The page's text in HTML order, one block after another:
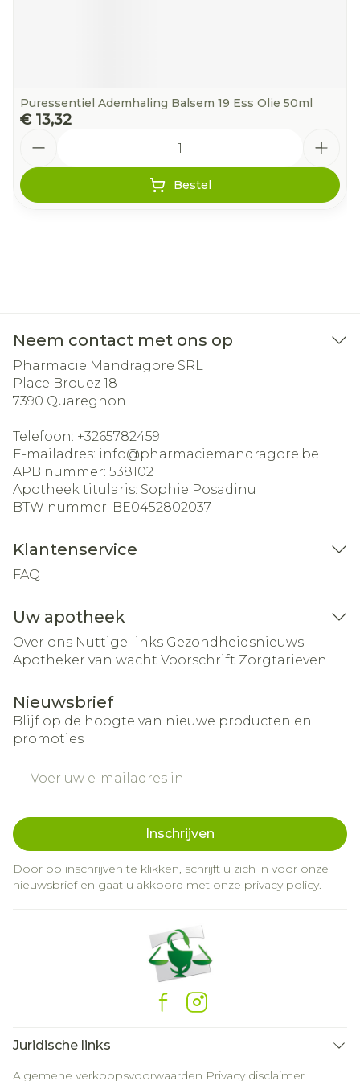
Puressentiel Ademhaling Balsem 19 Ess Olie 50ml
€ 13,32
Bestel
Neem contact met ons op
Pharmacie Mandragore SRL
Place Brouez 18
7390 Quaregnon
Telefoon: +3265782459
E-mailadres: info@pharmaciemandragore.be
APB nummer: 538102
Apotheek titularis: Sophie Posadinu
BTW nummer: BE0452802037
Klantenservice
FAQ
Uw apotheek
Over ons Nuttige links Gezondheidsnieuws
Apotheker van wacht Voorschrift Zorgtarieven
Nieuwsbrief
Blijf op de hoogte van nieuwe producten en
promoties
Inschrijven
Door op inschrijven te klikken, schrijft u zich in voor onze
nieuwsbrief en gaat u akkoord met onze privacy policy.
Juridische links
Algemene verkoopsvoorwaarden Privacy disclaimer